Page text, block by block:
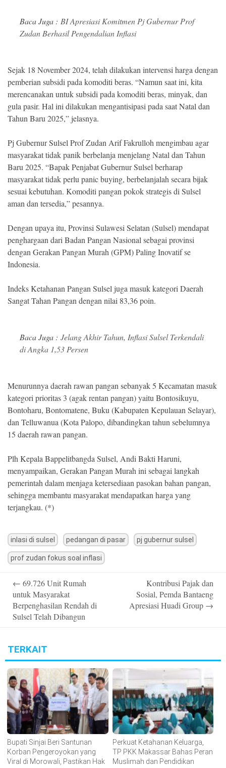
Baca Juga : BI Apresiasi Komitmen Pj Gubernur Prof
Zudan Berhasil Pengendalian Inflasi
Sejak 18 November 2024, telah dilakukan intervensi harga dengan
pemberian subsidi pada komoditi beras. “Namun saat ini, kita
merencanakan untuk subsidi pada komoditi beras, minyak, dan
gula pasir. Hal ini dilakukan mengantisipasi pada saat Natal dan
Tahun Baru 2025,” jelasnya.
Pj Gubernur Sulsel Prof Zudan Arif Fakrulloh mengimbau agar
masyarakat tidak panik berbelanja menjelang Natal dan Tahun
Baru 2025. “Bapak Penjabat Gubernur Sulsel berharap
masyarakat tidak perlu panic buying, berbelanjalah secara bijak
sesuai kebutuhan. Komoditi pangan pokok strategis di Sulsel
aman dan tersedia,” pesannya.
Dengan upaya itu, Provinsi Sulawesi Selatan (Sulsel) mendapat
penghargaan dari Badan Pangan Nasional sebagai provinsi
dengan Gerakan Pangan Murah (GPM) Paling Inovatif se
Indonesia.
Indeks Ketahanan Pangan Sulsel juga masuk kategori Daerah
Sangat Tahan Pangan dengan nilai 83,36 poin.
Baca Juga : Jelang Akhir Tahun, Inflasi Sulsel Terkendali
di Angka 1,53 Persen
Menurunnya daerah rawan pangan sebanyak 5 Kecamatan masuk
kategori prioritas 3 (agak rentan pangan) yaitu Bontosikuyu,
Bontoharu, Bontomatene, Buku (Kabupaten Kepulauan Selayar),
dan Telluwanua (Kota Palopo, dibandingkan tahun sebelumnya
15 daerah rawan pangan.
Plh Kepala Bappelitbangda Sulsel, Andi Bakti Haruni,
menyampaikan, Gerakan Pangan Murah ini sebagai langkah
pemerintah dalam menjaga ketersediaan pasokan bahan pangan,
sehingga membantu masyarakat mendapatkan harga yang
terjangkau. (*)
inlasi di sulsel pedangan di pasar pj gubernur sulsel
prof zudan fokus soal inflasi
navigation
← 69.726 Unit Rumah
untuk Masyarakat
Berpenghasilan Rendah di
Sulsel Telah Dibangun
Kontribusi Pajak dan
Sosial, Pemda Bantaeng
Apresiasi Huadi Group →
TERKAIT
Bupati Sinjai Beri Santunan
Korban Pengeroyokan yang
Viral di Morowali, Pastikan Hak
Perkuat Ketahanan Keluarga,
TP PKK Makassar Bahas Peran
Muslimah dan Pendidikan